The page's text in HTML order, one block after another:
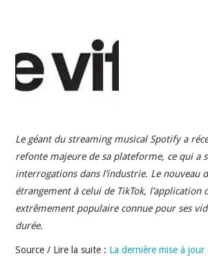
DOKO
Le géant du streaming musical Spotify a
refonte majeure de sa plateforme, ce qui a
interrogations dans l’industrie. Le nouveau
étrangement à celui de TikTok, l’application
extrêmement populaire connue pour ses
durée.
Source / Lire la suite : La dernière mise à